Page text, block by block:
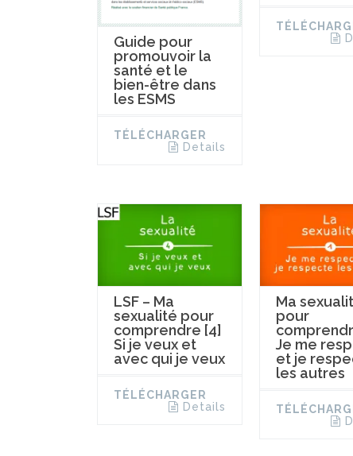
Guide pour
promouvoir la
santé et le
bien-être dans
les ESMS
TÉLÉCHARGER
Details
LSF – Ma
sexualité pour
comprendre [4]
Si je veux et
avec qui je veux
TÉLÉCHARGER
Details
Ma
pour
Je me
et je
les autres